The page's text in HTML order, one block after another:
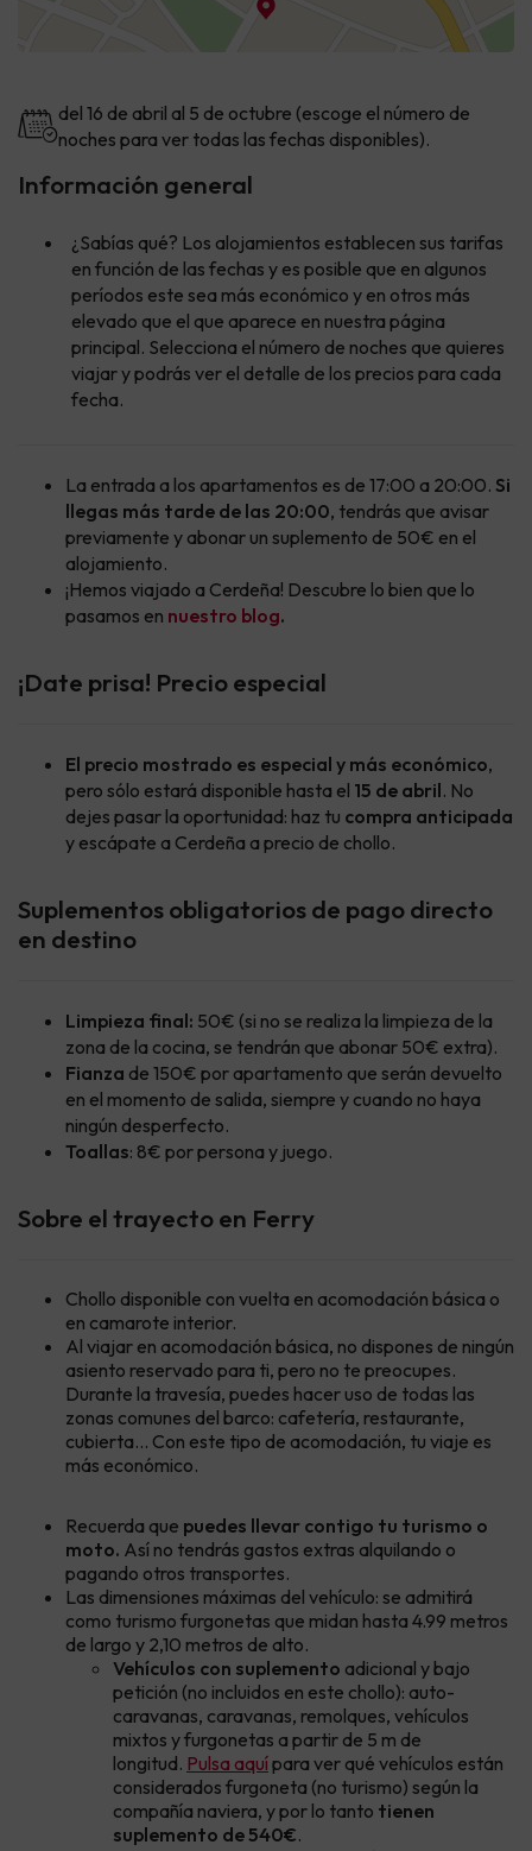
del 16 de abril al 5 de octubre (escoge el número de
noches para ver todas las fechas disponibles).
Información general
¿Sabías qué? Los alojamientos establecen sus tarifas
en función de las fechas y es posible que en algunos
períodos este sea más económico y en otros más
elevado que el que aparece en nuestra página
principal. Selecciona el número de noches que quieres
viajar y podrás ver el detalle de los precios para cada
fecha.
La entrada a los apartamentos es de 17:00 a 20:00. Si
llegas más tarde de las 20:00, tendrás que avisar
previamente y abonar un suplemento de 50€ en el
alojamiento.
¡Hemos viajado a Cerdeña! Descubre lo bien que lo
pasamos en nuestro blog.
¡Date prisa! Precio especial
El precio mostrado es especial y más económico,
pero sólo estará disponible hasta el 15 de abril. No
dejes pasar la oportunidad: haz tu compra anticipada
y escápate a Cerdeña a precio de chollo.
Suplementos obligatorios de pago directo
en destino
Limpieza final: 50€ (si no se realiza la limpieza de la
zona de la cocina, se tendrán que abonar 50€ extra).
Fianza de 150€ por apartamento que serán devuelto
en el momento de salida, siempre y cuando no haya
ningún desperfecto.
Toallas: 8€ por persona y juego.
Sobre el trayecto en Ferry
Chollo disponible con vuelta en acomodación básica o
en camarote interior.
Al viajar en acomodación básica, no dispones de ningún
asiento reservado para ti, pero no te preocupes.
Durante la travesía, puedes hacer uso de todas las
zonas comunes del barco: cafetería, restaurante,
cubierta... Con este tipo de acomodación, tu viaje es
más económico.
Recuerda que puedes llevar contigo tu turismo o
moto. Así no tendrás gastos extras alquilando o
pagando otros transportes.
Las dimensiones máximas del vehículo: se admitirá
como turismo furgonetas que midan hasta 4.99 metros
de largo y 2,10 metros de alto.
Vehículos con suplemento adicional y bajo
petición (no incluidos en este chollo): auto-
caravanas, caravanas, remolques, vehículos
mixtos y furgonetas a partir de 5 m de
longitud. Pulsa aquípara ver qué vehículos están
considerados furgoneta (no turismo) según la
compañía naviera, y por lo tanto tienen
suplemento de 540€.